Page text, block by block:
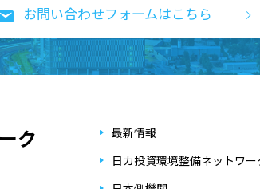
お問い合わせフォームはこちら
ク 最新情報
日カ投資環境整備ネットワー